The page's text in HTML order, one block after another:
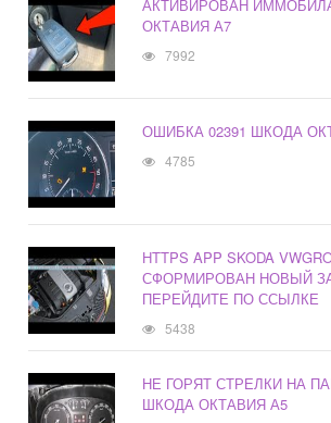
АКТИВИРОВАН
ОКТАВИЯ А7
7992
ОШИБКА 02391 ШКОДА
4785
HTTPS APP SKODA
СФОРМИРОВАН НОВЫЙ
ПЕРЕЙДИТЕ ПО ССЫЛКЕ
5438
НЕ ГОРЯТ СТРЕЛКИ НА
ШКОДА ОКТАВИЯ А5